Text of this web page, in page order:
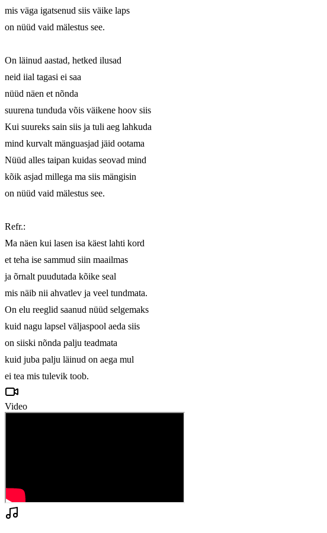
mis väga igatsenud siis väike laps
on nüüd vaid mälestus see.
On läinud aastad, hetked ilusad
neid iial tagasi ei saa
nüüd näen et nõnda
suurena tunduda võis väikene hoov siis
Kui suureks sain siis ja tuli aeg lahkuda
mind kurvalt mänguasjad jäid ootama
Nüüd alles taipan kuidas seovad mind
kõik asjad millega ma siis mängisin
on nüüd vaid mälestus see.
Refr.:
Ma näen kui lasen isa käest lahti kord
et teha ise sammud siin maailmas
ja õrnalt puudutada kõike seal
mis näib nii ahvatlev ja veel tundmata.
On elu reeglid saanud nüüd selgemaks
kuid nagu lapsel väljaspool aeda siis
on siiski nõnda palju teadmata
kuid juba palju läinud on aega mul
ei tea mis tulevik toob.
Video